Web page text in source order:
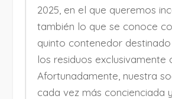
2025, en el que queremos
también lo que se conoce
quinto contenedor
los residuos exclusivamente
Afortunadamente, nuestra
cada vez más concienciada